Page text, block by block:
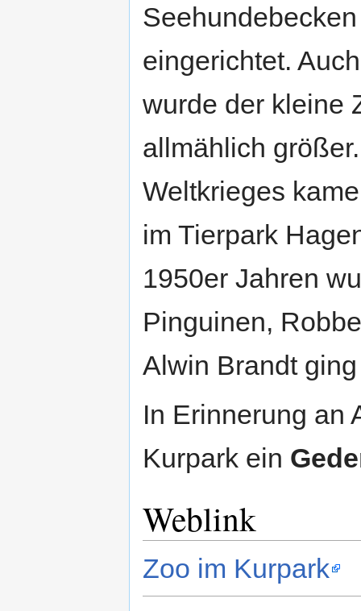
eingerichtet.
wurde der kleine
allmählich
Weltkrieges
im Tierpark
1950er Jahren
Pinguinen,
Alwin Brandt
In Erinnerung an
Kurpark ein
Weblink
Zoo im Kurpark